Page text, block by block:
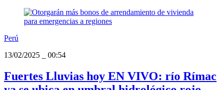
Perú
13/02/2025
00:54
Fuertes Lluvias hoy EN VIVO: río Rímac